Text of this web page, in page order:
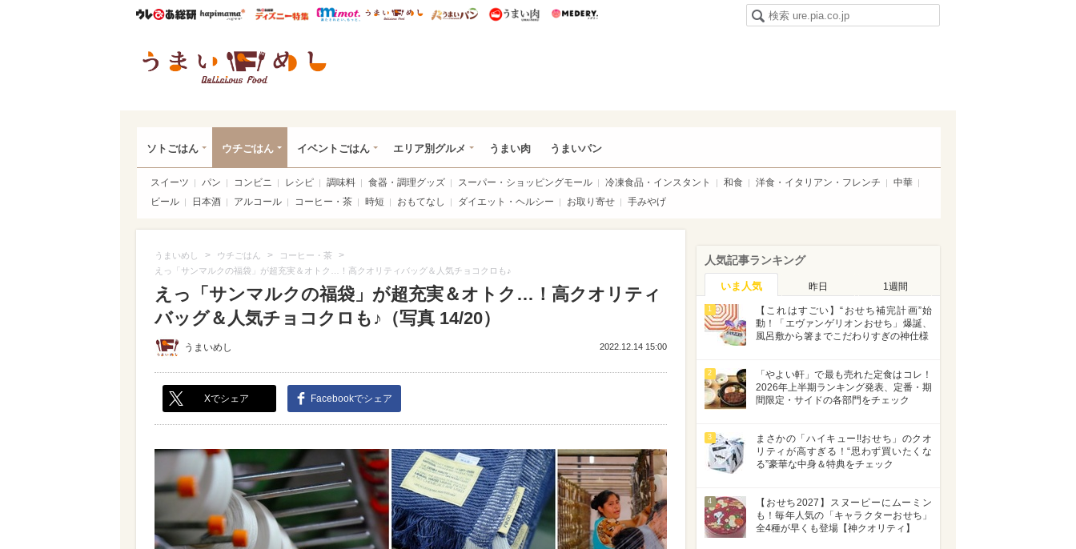
ウレぴあ総研ハピママ* ウレぴあ総研 ディズニー特集
mimot. うまいめし うまいパン うまい肉
ソトごはん ウチごはん イベントごはん エリア別グルメ うまい肉 うまいパン
スイーツ パン コンビニ レシピ 調味料 食器・調理グッズ スーパー・ショッピングモール 冷凍食品・インスタント 和食 洋食・イタリアン・フレンチ
中華
ビール
日本酒 アルコール コーヒー・茶 時短 おもてなし ダイエット・ヘルシー お取り寄せ 手みやげ
うまいめし > ウチごはん > コーヒー・茶 >
えっ「サンマルクの福袋」が超充実＆オトク…！高クオリティバッグ＆人気チョコクロも♪
えっ「サンマルクの福袋」が超充実＆オトク…！高クオリティ
バッグ＆人気チョコクロも♪（写真 14/20）
うまいめし 2022.12.14 15:00
Xでシェア Facebookでシェア
人気記事ランキング
いま人気 昨日 1週間
1
【これはすごい】“おせち補完計画”始
動！「エヴァンゲリオンおせち」爆誕、
風呂敷から箸までこだわりすぎの神仕様
2
「やよい軒」で最も売れた定食はコレ！
2026年上半期ランキング発表、定番・期
間限定・サイドの各部門をチェック
3
まさかの「ハイキュー!!おせち」のクオ
リティが高すぎる！“思わず買いたくな
る”豪華な中身＆特典をチェック
4
【おせち2027】スヌーピーにムーミン
も！毎年人気の「キャラクターおせち」
全4種が早くも登場【神クオリティ】